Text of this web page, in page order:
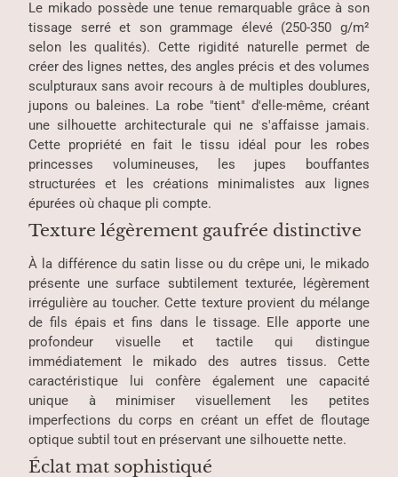
Le mikado possède une tenue remarquable grâce à son
tissage serré et son grammage élevé (250-350 g/m²
selon les qualités). Cette rigidité naturelle permet de
créer des lignes nettes, des angles précis et des volumes
sculpturaux sans avoir recours à de multiples doublures,
jupons ou baleines. La robe "tient" d'elle-même, créant
une silhouette architecturale qui ne s'affaisse jamais.
Cette propriété en fait le tissu idéal pour les robes
princesses volumineuses, les jupes bouffantes
structurées et les créations minimalistes aux lignes
épurées où chaque pli compte.
Texture légèrement gaufrée distinctive
À la différence du satin lisse ou du crêpe uni, le mikado
présente une surface subtilement texturée, légèrement
irrégulière au toucher. Cette texture provient du mélange
de fils épais et fins dans le tissage. Elle apporte une
profondeur visuelle et tactile qui distingue
immédiatement le mikado des autres tissus. Cette
caractéristique lui confère également une capacité
unique à minimiser visuellement les petites
imperfections du corps en créant un effet de floutage
optique subtil tout en préservant une silhouette nette.
Éclat mat sophistiqué